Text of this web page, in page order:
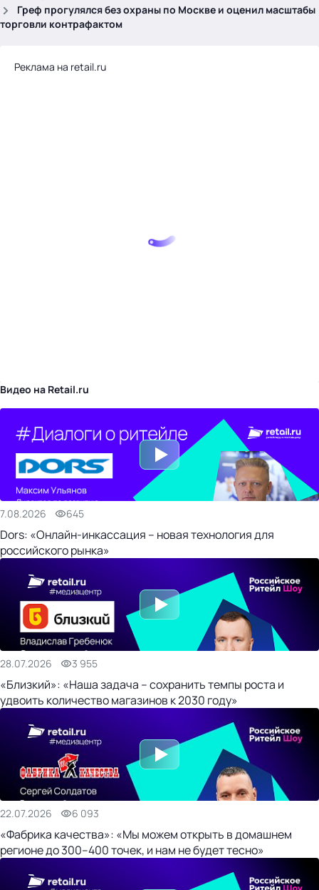
Греф прогулялся без охраны по Москве и оценил масштабы
торговли контрафактом
Реклама на retail.ru
Видео на Retail.ru
7.08.2026 645
Dors: «Онлайн-инкассация – новая технология для
российского рынка»
28.07.2026 3 955
«Близкий»: «Наша задача – сохранить темпы роста и
удвоить количество магазинов к 2030 году»
22.07.2026 6 093
«Фабрика качества»: «Мы можем открыть в домашнем
регионе до 300–400 точек, и нам не будет тесно»